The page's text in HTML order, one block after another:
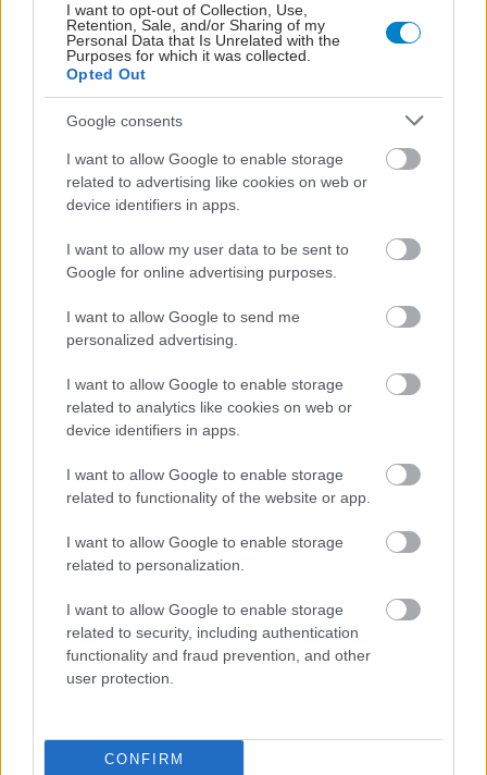
I want to opt-out of Collection, Use,
Retention, Sale, and/or Sharing of my
Personal Data that Is Unrelated with the
Purposes for which it was collected.
Opted Out
Google consents
I want to allow Google to enable storage
related to advertising like cookies on web or
device identifiers in apps.
I want to allow my user data to be sent to
Google for online advertising purposes.
I want to allow Google to send me
personalized advertising.
I want to allow Google to enable storage
related to analytics like cookies on web or
device identifiers in apps.
I want to allow Google to enable storage
related to functionality of the website or app.
I want to allow Google to enable storage
related to personalization.
I want to allow Google to enable storage
related to security, including authentication
functionality and fraud prevention, and other
user protection.
CONFIRM
ΜΠΕΙΤΕ ΣΤΗ ΣΥΖΗΤΗΣΗ
Loading...
Προσθήκη Σχολίου
Φρούτα, σακχαρώδης διαβήτης και καλοκαίρι